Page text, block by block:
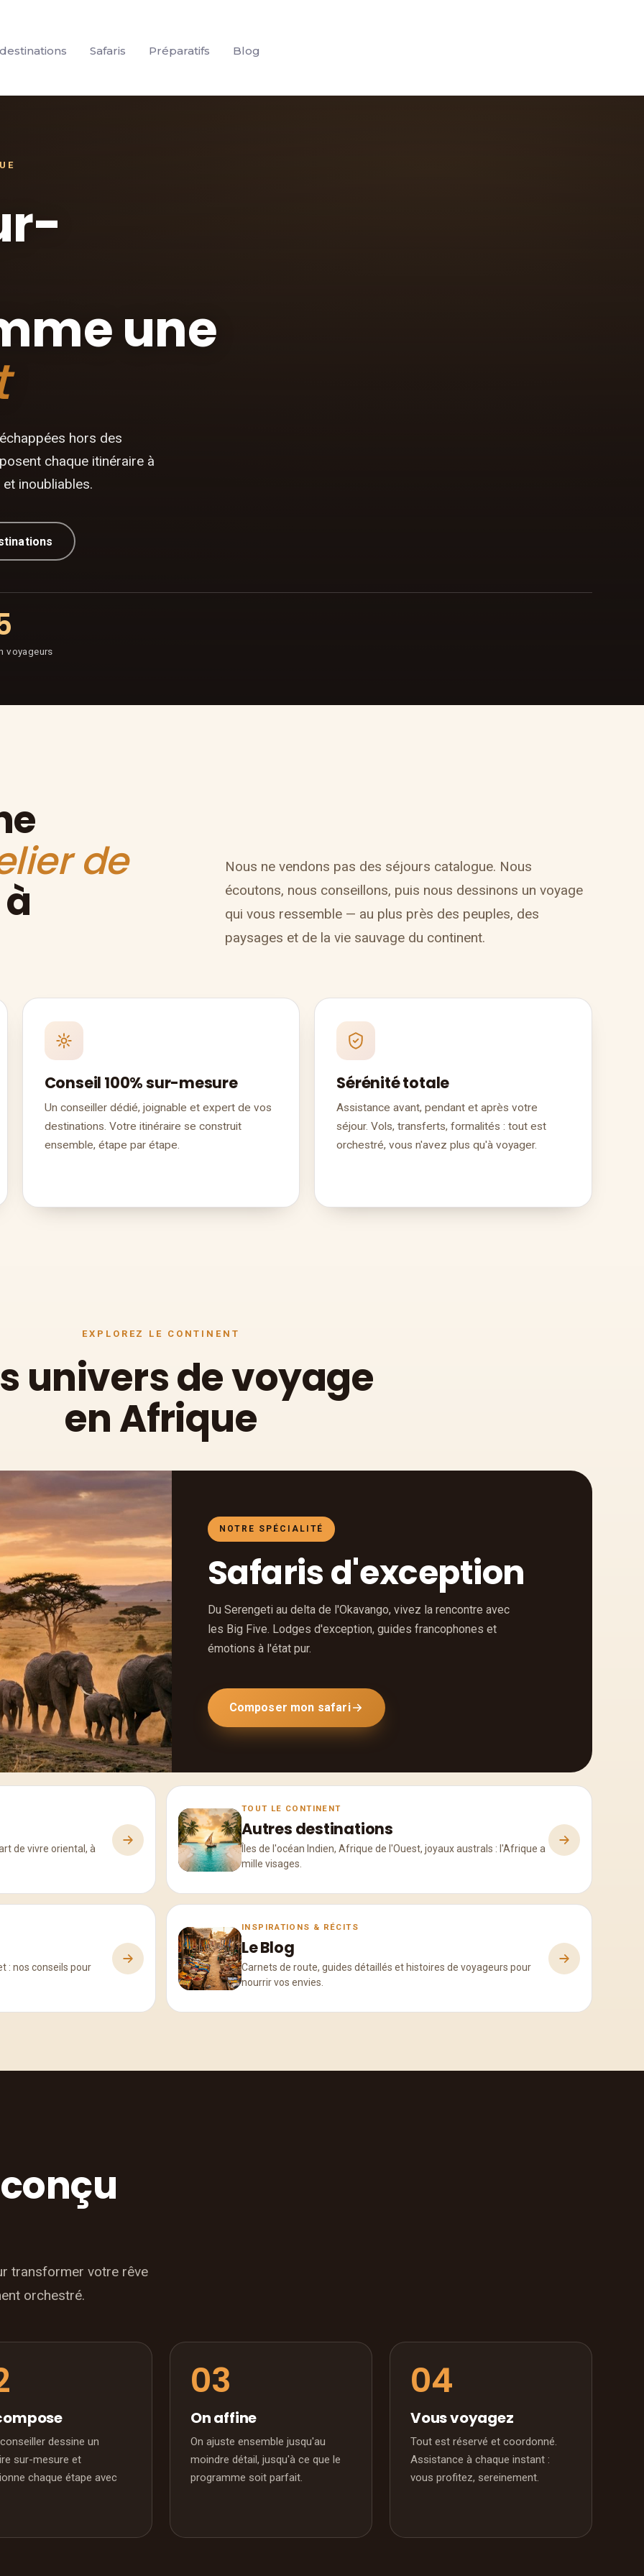
Safaris Préparatifs Blog
une
hors des
chaque itinéraire à
inoubliables.
voyageurs
de
Nous ne vendons pas des séjours catalogue. Nous
écoutons, nous conseillons, puis nous dessinons un voyage
qui vous ressemble — au plus près des peuples, des
paysages et de la vie sauvage du continent.
Conseil 100% sur-mesure
Un conseiller dédié, joignable et expert de vos
destinations. Votre itinéraire se construit
ensemble, étape par étape.
Sérénité totale
Assistance avant, pendant et après votre
séjour. Vols, transferts, formalités : tout est
orchestré, vous n'avez plus qu'à voyager.
EXPLOREZ LE CONTINENT
univers de voyage
en Afrique
NOTRE SPÉCIALITÉ
Safaris d'exception
Du Serengeti au delta de l'Okavango, vivez la rencontre avec
les Big Five. Lodges d'exception, guides francophones et
émotions à l'état pur.
Composer mon safari
de vivre oriental, à
TOUT LE CONTINENT
Autres destinations
Îles de l'océan Indien, Afrique de l'Ouest, joyaux australs : l'Afrique a
mille visages.
: nos conseils pour
INSPIRATIONS & RÉCITS
Le Blog
Carnets de route, guides détaillés et histoires de voyageurs pour
nourrir vos envies.
transformer votre rêve
orchestré.
dessine un
sur-mesure et
chaque étape avec
On affine
On ajuste ensemble jusqu'au
moindre détail, jusqu'à ce que le
programme soit parfait.
Vous voyagez
Tout est réservé et coordonné.
Assistance à chaque instant :
vous profitez, sereinement.